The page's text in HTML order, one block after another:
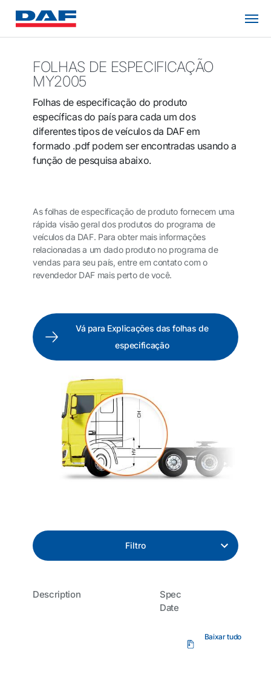
FOLHAS DE ESPECIFICAÇÃO
MY2005
Folhas de especificação do produto
específicas do país para cada um dos
diferentes tipos de veículos da DAF em
formado .pdf podem ser encontradas usando a
função de pesquisa abaixo.
As folhas de especificação de produto fornecem uma
rápida visão geral dos produtos do programa de
veículos da DAF. Para obter mais informações
relacionadas a um dado produto no programa de
vendas para seu país, entre em contato com o
revendedor DAF mais perto de você.
Vá para Explicações das folhas de
especificação
Filtro
Description
Spec
Date
Baixar tudo